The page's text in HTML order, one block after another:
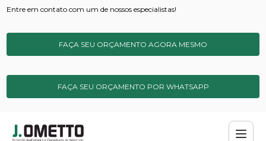
Entre em contato com um de nossos especialistas!
FAÇA SEU ORÇAMENTO AGORA MESMO
FAÇA SEU ORÇAMENTO POR WHATSAPP